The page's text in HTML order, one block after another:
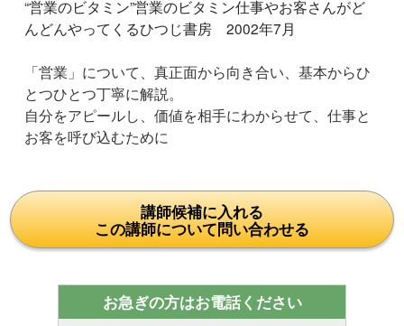
“営業のビタミン”営業のビタミン仕事やお客さんがど
んどんやってくるひつじ書房 2002年7月
「営業」について、真正面から向き合い、基本からひ
とつひとつ丁寧に解説。
自分をアピールし、価値を相手にわからせて、仕事と
お客を呼び込むために
講師候補に入れる
この講師について問い合わせる
お急ぎの方はお電話ください